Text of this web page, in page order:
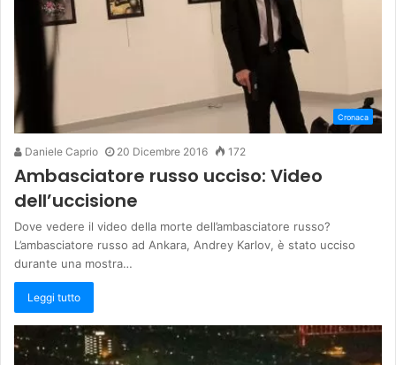
Cronaca
Daniele Caprio 20 Dicembre 2016 172
Ambasciatore russo ucciso: Video
dell’uccisione
Dove vedere il video della morte dell’ambasciatore russo?
L’ambasciatore russo ad Ankara, Andrey Karlov, è stato ucciso
durante una mostra…
Leggi tutto